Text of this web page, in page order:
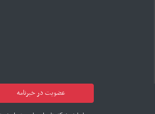
عضویت در خبرنامه